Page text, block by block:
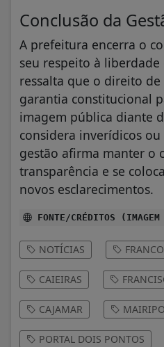
Conclusão da
A prefeitura encerra o
seu respeito à
ressalta que o direito de
garantia constitucional
imagem pública diante
considera inverídicos
gestão afirma manter o
transparência e se
novos esclarecimentos.
FONTE/CRÉDITOS
NOTÍCIAS
CAIEIRAS
CAJAMAR
PORTAL DOIS PONTOS